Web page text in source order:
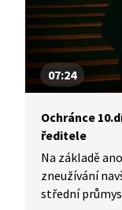
07:24
Ochránce
ředitele
Na základě
zneužívání
střední